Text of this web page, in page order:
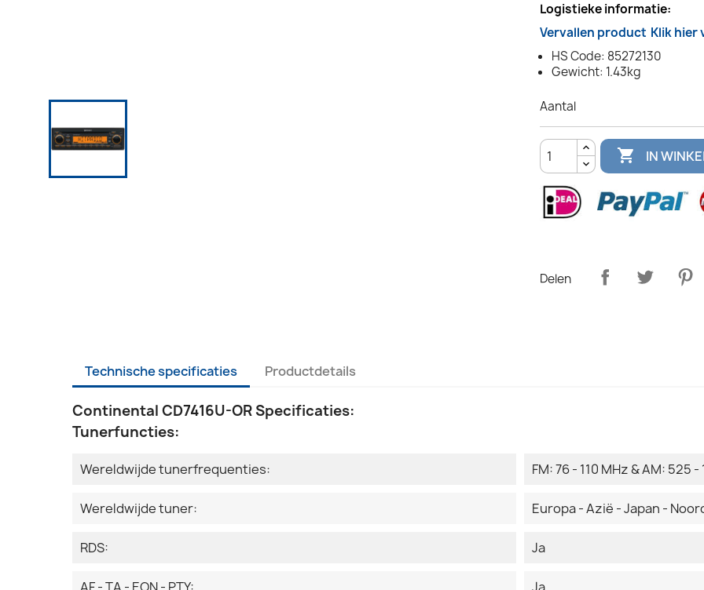
Logistieke informatie:
Vervallen product Klik hier
HS Code: 85272130
Gewicht: 1.43kg
Aantal
 IN
Delen
Technische specificaties Productdetails
Continental CD7416U-OR Specificaties:
Tunerfuncties:
Wereldwijde tunerfrequenties: FM: 76 - 110 MHz & AM: 525 -
Wereldwijde tuner: Europa - Azië - Japan -
RDS: Ja